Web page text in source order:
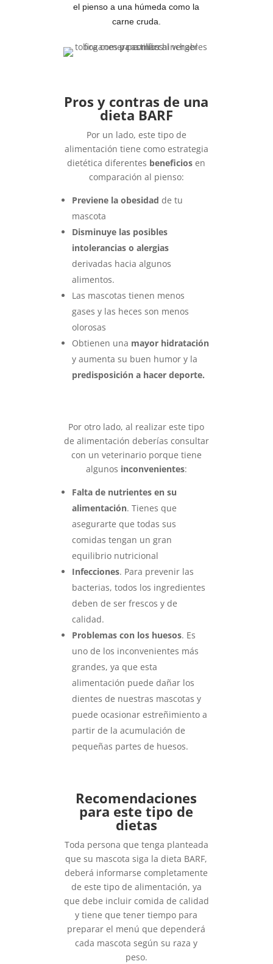
el pienso a una húmeda como la
carne cruda.
Pros y contras de una
dieta BARF
Por un lado, este tipo de
alimentación tiene como estrategia
dietética diferentes beneficios en
comparación al pienso:
Previene la obesidad de tu
mascota
Disminuye las posibles
intolerancias o alergias
derivadas hacia algunos
alimentos.
Las mascotas tienen menos
gases y las heces son menos
olorosas
Obtienen una mayor hidratación
y aumenta su buen humor y la
predisposición a hacer deporte.
Por otro lado, al realizar este tipo
de alimentación deberías consultar
con un veterinario porque tiene
algunos inconvenientes:
Falta de nutrientes en su
alimentación. Tienes que
asegurarte que todas sus
comidas tengan un gran
equilibrio nutricional
Infecciones. Para prevenir las
bacterias, todos los ingredientes
deben de ser frescos y de
calidad.
Problemas con los huesos. Es
uno de los inconvenientes más
grandes, ya que esta
alimentación puede dañar los
dientes de nuestras mascotas y
puede ocasionar estreñimiento a
partir de la acumulación de
pequeñas partes de huesos.
Recomendaciones
para este tipo de
dietas
Toda persona que tenga planteada
que su mascota siga la dieta BARF,
deberá informarse completamente
de este tipo de alimentación, ya
que debe incluir comida de calidad
y tiene que tener tiempo para
preparar el menú que dependerá
cada mascota según su raza y
peso.